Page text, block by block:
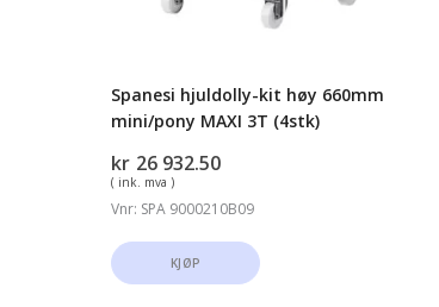
Spanesi hjuldolly-kit høy 660mm
mini/pony MAXI 3T (4stk)
kr 26 932.50
( ink. mva )
Vnr: SPA 9000210B09
KJØP